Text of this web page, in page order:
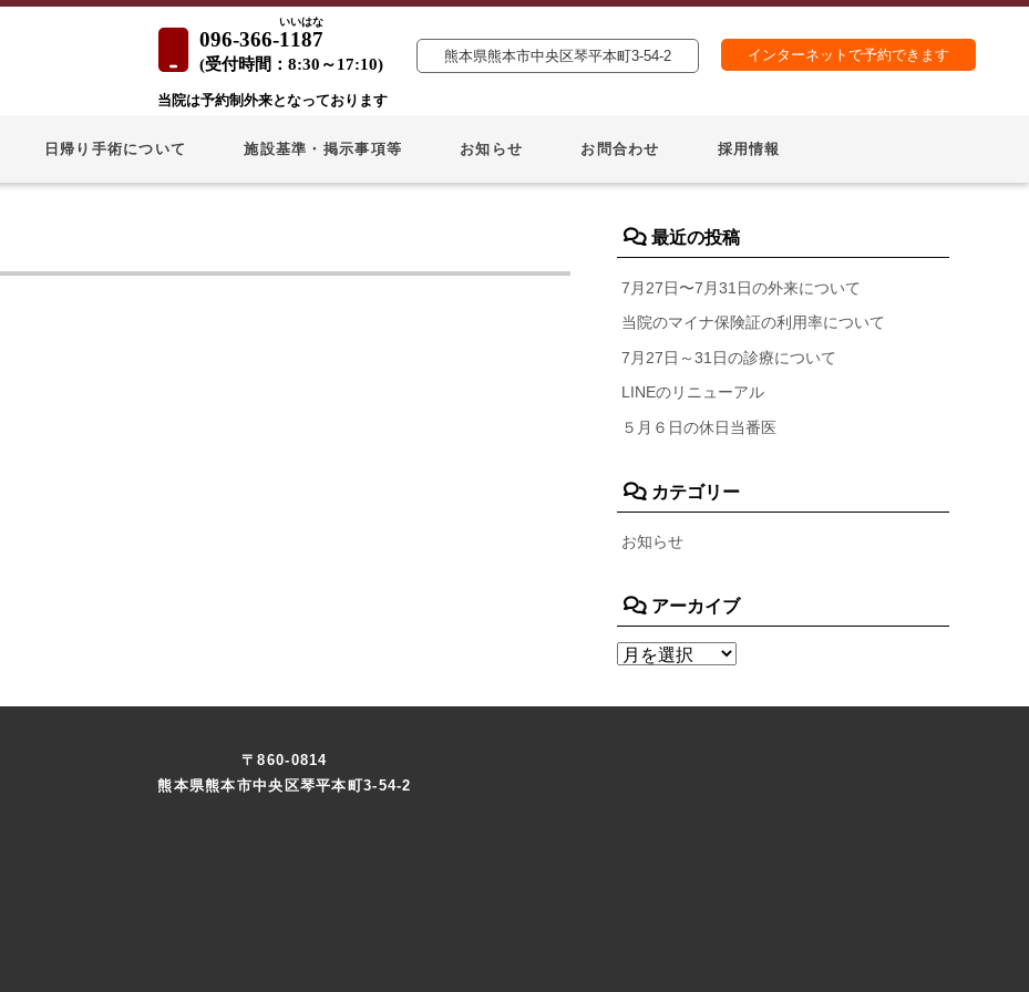
096-366-1187
いいはな
(受付時間： 8:30～17:10)
当院は予約制外来となっております
熊本県熊本市中央区琴平本町3-54-2 インターネットで予約できます
日帰り手術について 施設基準・掲示事項等 お知らせ お問合わせ 採用情報
最近の投稿
7月27日〜7月31日の外来について
当院のマイナ保険証の利用率について
7月27日～31日の診療について
LINEのリニューアル
５月６日の休日当番医
カテゴリー
お知らせ
アーカイブ
〒860-0814
熊本県熊本市中央区琴平本町3-54-2